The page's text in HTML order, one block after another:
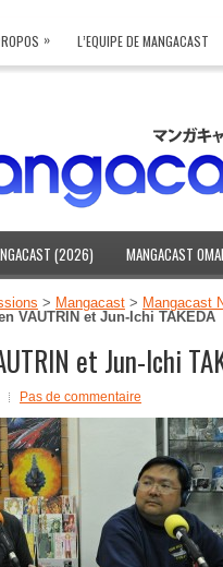
» L’EQUIPE DE MANGACAST
(2026) MANGACAST
> Mangacast > Mangacast
VAUTRIN et Jun-Ichi TAKEDA
et Jun-Ichi
Pas de commentaire